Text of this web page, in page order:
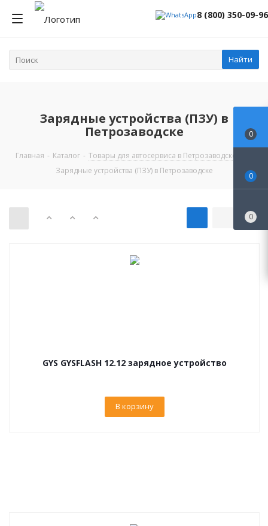
8 (800) 350-09-96
Найти
Зарядные устройства (ПЗУ) в
Петрозаводске
Главная - Каталог - Товары для автосервиса в Петрозаводске
Зарядные устройства (ПЗУ) в Петрозаводске
GYS GYSFLASH 12.12 зарядное устройство
В корзину
0
0
0